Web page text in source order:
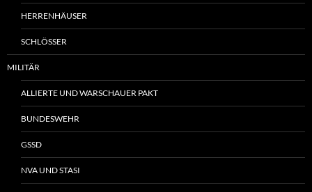
HERRENHÄUSER
SCHLÖSSER
MILITÄR
ALLIERTE UND WARSCHAUER PAKT
BUNDESWEHR
GSSD
NVA UND STASI